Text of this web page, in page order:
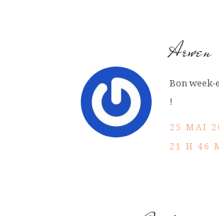
Arwen
Bon week-
!
25 MAI
21 H 46